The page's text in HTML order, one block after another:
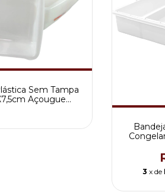
Sem Tampa
Açougue
3 x de